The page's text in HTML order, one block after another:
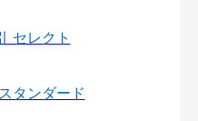
セレクト
タンダード